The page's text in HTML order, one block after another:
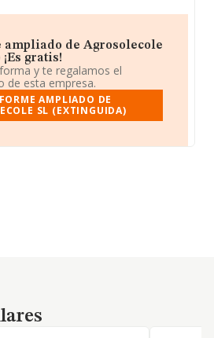
de Agrosolecole
gratis!
y te regalamos el
de esta empresa.
AMPLIADO DE
SL (EXTINGUIDA)